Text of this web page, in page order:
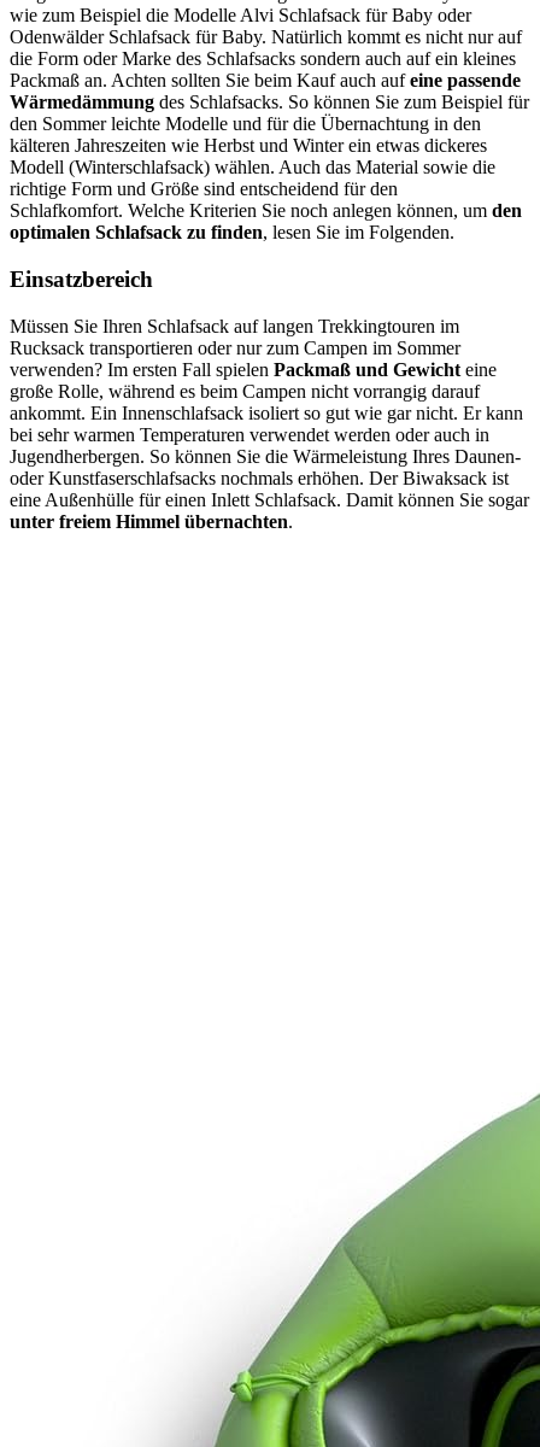
wie zum Beispiel die Modelle Alvi Schlafsack für Baby oder
Odenwälder Schlafsack für Baby. Natürlich kommt es nicht nur auf
die Form oder Marke des Schlafsacks sondern auch auf ein kleines
Packmaß an. Achten sollten Sie beim Kauf auch aufeine passende
Wärmedämmung des Schlafsacks. So können Sie zum Beispiel für
den Sommer leichte Modelle und für die Übernachtung in den
kälteren Jahreszeiten wie Herbst und Winter ein etwas dickeres
Modell (Winterschlafsack) wählen. Auch das Material sowie die
richtige Form und Größe sind entscheidend für den
Schlafkomfort. Welche Kriterien Sie noch anlegen können, um den
optimalen Schlafsack zu finden, lesen Sie im Folgenden.
Einsatzbereich
Müssen Sie Ihren Schlafsack auf langen Trekkingtouren im
Rucksack transportieren oder nur zum Campen im Sommer
verwenden? Im ersten Fall spielen Packmaß und Gewicht eine
große Rolle, während es beim Campen nicht vorrangig darauf
ankommt. Ein Innenschlafsack isoliert so gut wie gar nicht. Er kann
bei sehr warmen Temperaturen verwendet werden oder auch in
Jugendherbergen. So können Sie die Wärmeleistung Ihres Daunen-
oder Kunstfaserschlafsacks nochmals erhöhen. Der Biwaksack ist
eine Außenhülle für einen Inlett Schlafsack. Damit können Sie sogar
unter freiem Himmel übernachten.